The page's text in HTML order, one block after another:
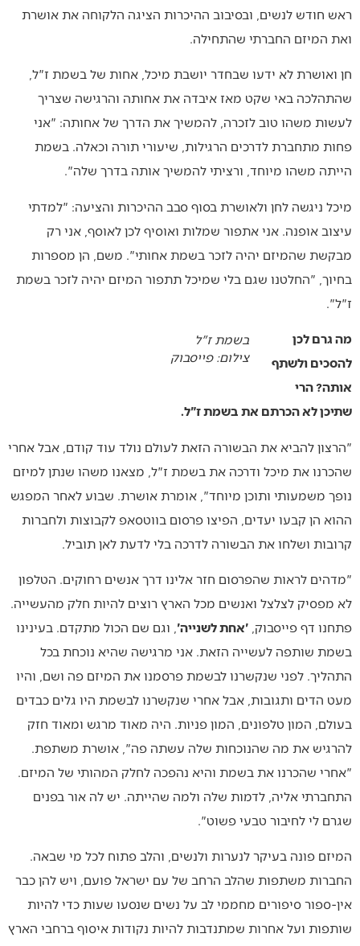
ראש חודש לנשים, ובסיבוב ההיכרות הציגה הלקוחה את אושרת
ואת המיזם החברתי שהתחילה.
חן ואושרת לא ידעו שבחדר יושבת מיכל, אחות של בשמת ז"ל,
שהתהלכה באי שקט מאז איבדה את אחותה והרגישה שצריך
לעשות משהו טוב לזכרה, להמשיך את הדרך של אחותה: "אני
פחות מתחברת לדרכים הרגילות, שיעורי תורה וכאלה. בשמת
הייתה משהו מיוחד, ורציתי להמשיך אותה בדרך שלה".
מיכל ניגשה לחן ולאושרת בסוף סבב ההיכרות והציעה: "למדתי
עיצוב אופנה. אני אתפור שמלות ואוסיף לכן לאוסף, אני רק
מבקשת שהמיזם יהיה לזכר בשמת אחותי". משם, הן מספרות
בחיוך, "החלטנו שגם בלי שמיכל תתפור המיזם יהיה לזכר בשמת
ז"ל".
בשמת ז"ל
צילום: פייסבוק
מה גרם לכן
להסכים ולשתף
אותה? הרי
שתיכן לא הכרתם את בשמת ז"ל.
"הרצון להביא את הבשורה הזאת לעולם נולד עוד קודם, אבל אחרי
שהכרנו את מיכל ודרכה את בשמת ז"ל, מצאנו משהו שנתן למיזם
נופך משמעותי ותוכן מיוחד", אומרת אושרת. שבוע לאחר המפגש
ההוא הן קבעו יעדים, הפיצו פרסום בווטסאפ לקבוצות ולחברות
קרובות ושלחו את הבשורה לדרכה בלי לדעת לאן תוביל.
"מדהים לראות שהפרסום חזר אלינו דרך אנשים רחוקים. הטלפון
לא מפסיק לצלצל ואנשים מכל הארץ רוצים להיות חלק מהעשייה.
פתחנו דף פייסבוק,'אחת לשנייה' , וגם שם הכול מתקדם. בעינינו
בשמת שותפה לעשייה הזאת. אני מרגישה שהיא נוכחת בכל
התהליך. לפני שנקשרנו לבשמת פרסמנו את המיזם פה ושם, והיו
מעט הדים ותגובות, אבל אחרי שנקשרנו לבשמת היו גלים כבדים
בעולם, המון טלפונים, המון פניות. היה מאוד מרגש ומאוד חזק
להרגיש את מה שהנוכחות שלה עשתה פה", אושרת משתפת.
"אחרי שהכרנו את בשמת והיא נהפכה לחלק המהותי של המיזם.
התחברתי אליה, לדמות שלה ולמה שהייתה. יש לה אור בפנים
שגרם לי לחיבור טבעי פשוט".
המיזם פונה בעיקר לנערות ולנשים, והלב פתוח לכל מי שבאה.
החברות משתפות שהלב הרחב של עם ישראל פועם, ויש להן כבר
אין-ספור סיפורים מחממי לב על נשים שנסעו שעות כדי להיות
שותפות ועל אחרות שמתנדבות להיות נקודות איסוף ברחבי הארץ